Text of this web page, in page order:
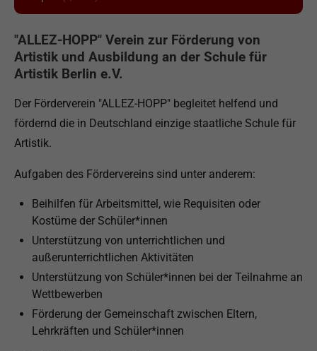
"ALLEZ-HOPP" Verein zur Förderung von
Artistik und Ausbildung an der Schule für
Artistik Berlin e.V.
Der Förderverein "ALLEZ-HOPP" begleitet helfend und
fördernd die in Deutschland einzige staatliche Schule für
Artistik.
Aufgaben des Fördervereins sind unter anderem:
Beihilfen für Arbeitsmittel, wie Requisiten oder
Kostüme der Schüler*innen
Unterstützung von unterrichtlichen und
außerunterrichtlichen Aktivitäten
Unterstützung von Schüler*innen bei der Teilnahme an
Wettbewerben
Förderung der Gemeinschaft zwischen Eltern,
Lehrkräften und Schüler*innen